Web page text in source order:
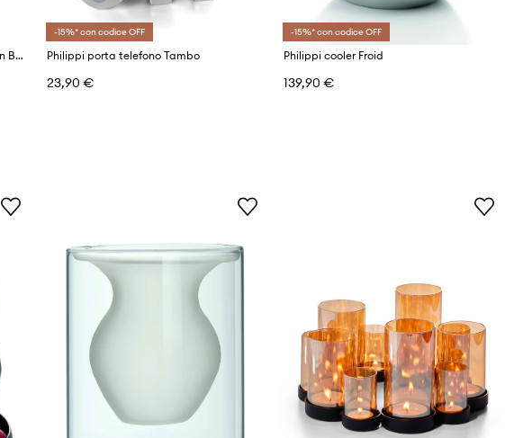
Philippi le sfere magnetiche di newton Ballance
-15%* con codice OFF
Philippi porta telefono Tambo
23,90 €
-15%* con codice OFF
Philippi cooler Froid
139,90 €